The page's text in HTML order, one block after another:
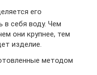
его
в себя воду. Чем
они крупнее, тем
изделие.
методом